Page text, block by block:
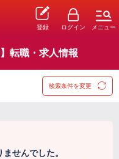
登録 ログイン メニュー
転職・求人情報
検索条件を変更
せんでした。